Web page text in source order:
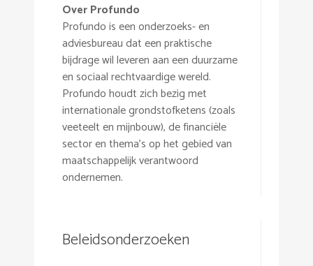
Over Profundo
Profundo is een onderzoeks- en
adviesbureau dat een praktische
bijdrage wil leveren aan een duurzame
en sociaal rechtvaardige wereld.
Profundo houdt zich bezig met
internationale grondstofketens (zoals
veeteelt en mijnbouw), de financiële
sector en thema’s op het gebied van
maatschappelijk verantwoord
ondernemen.
Beleidsonderzoeken